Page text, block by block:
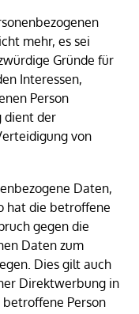
mehr, es sei
Gründe für
Interessen,
Person
dient der
von
Daten,
hat die betroffene
gegen die
Daten zum
Dies gilt auch
Direktwerbung in
Person